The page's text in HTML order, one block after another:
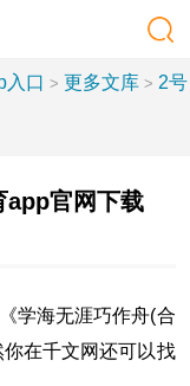
入口 > 更多文库 > 2号
app官网下载
学海无涯巧作舟(合
在千文网还可以找